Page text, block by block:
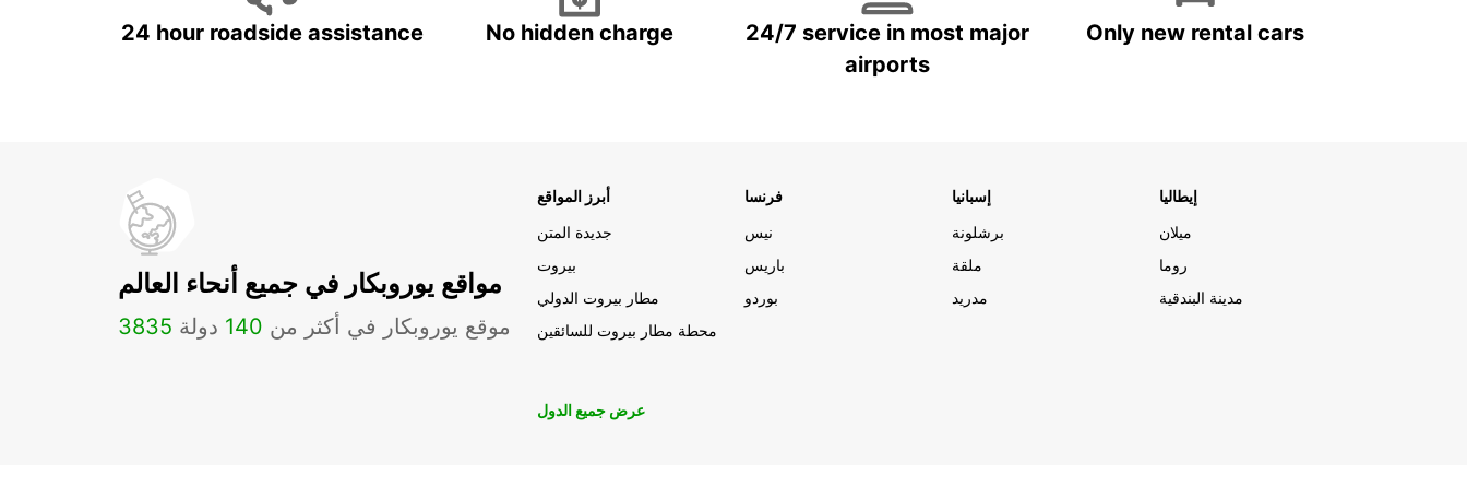
24 hour roadside assistance No hidden charge
24/7 service in most major
airports
Only new rental cars
مواقع يوروبكار في جميع أنحاء العالم
3835 موقع يوروبكار في أكثر من 140 دولة
أبرز المواقع
جديدة المتن
بيروت
مطار بيروت الدولي
محطة مطار بيروت للسائقين
فرنسا
نيس
باريس
بوردو
إسبانيا
برشلونة
ملقة
مدريد
إيطاليا
ميلان
روما
مدينة البندقية
عرض جميع الدول